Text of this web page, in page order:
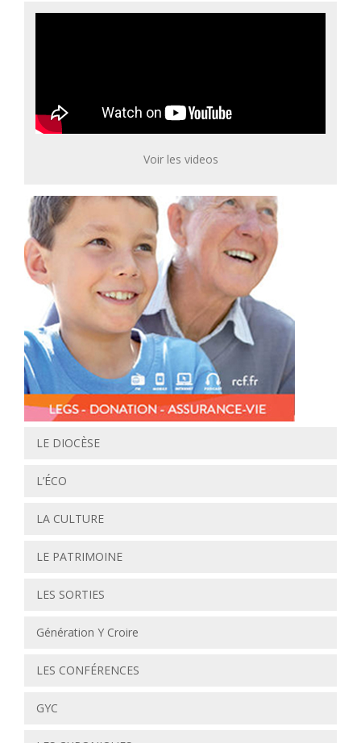
Voir les videos
LE DIOCÈSE
L’ÉCO
LA CULTURE
LE PATRIMOINE
LES SORTIES
Génération Y Croire
LES CONFÉRENCES
GYC